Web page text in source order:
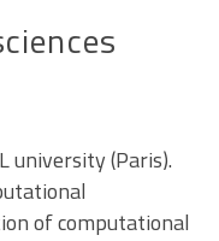
university (Paris).
of computational